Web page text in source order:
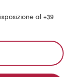
al +39